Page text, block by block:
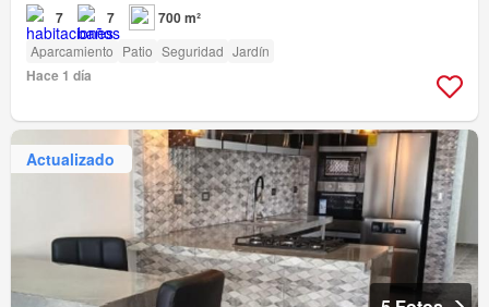
7 7 700 m²
Aparcamiento Patio Seguridad Jardín
Hace 1 día
Actualizado